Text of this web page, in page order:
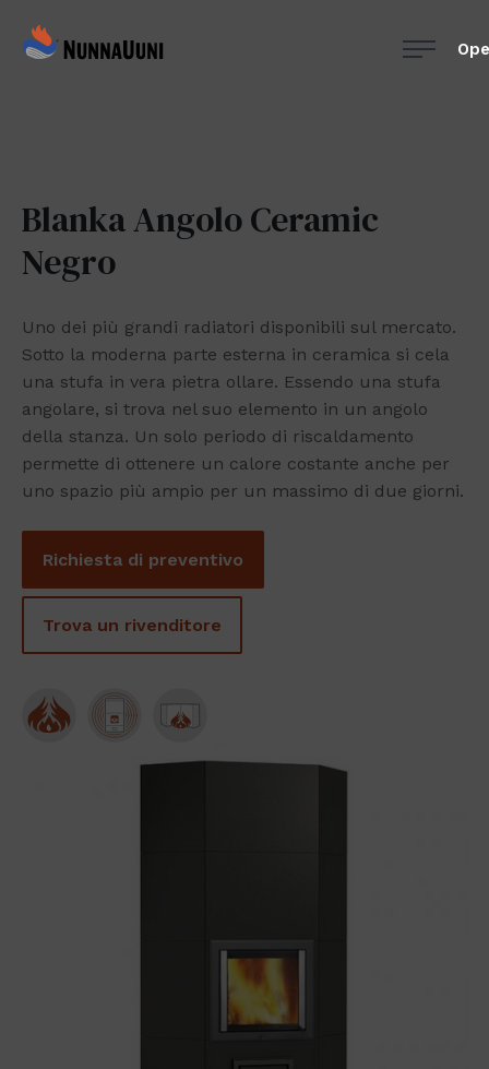
NunnaUuni
Blanka Angolo Ceramic
Negro
Uno dei più grandi radiatori disponibili sul mercato.
Sotto la moderna parte esterna in ceramica si cela
una stufa in vera pietra ollare. Essendo una stufa
angolare, si trova nel suo elemento in un angolo
della stanza. Un solo periodo di riscaldamento
permette di ottenere un calore costante anche per
uno spazio più ampio per un massimo di due giorni.
Richiesta di preventivo
Trova un rivenditore